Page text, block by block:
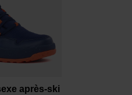
après-ski